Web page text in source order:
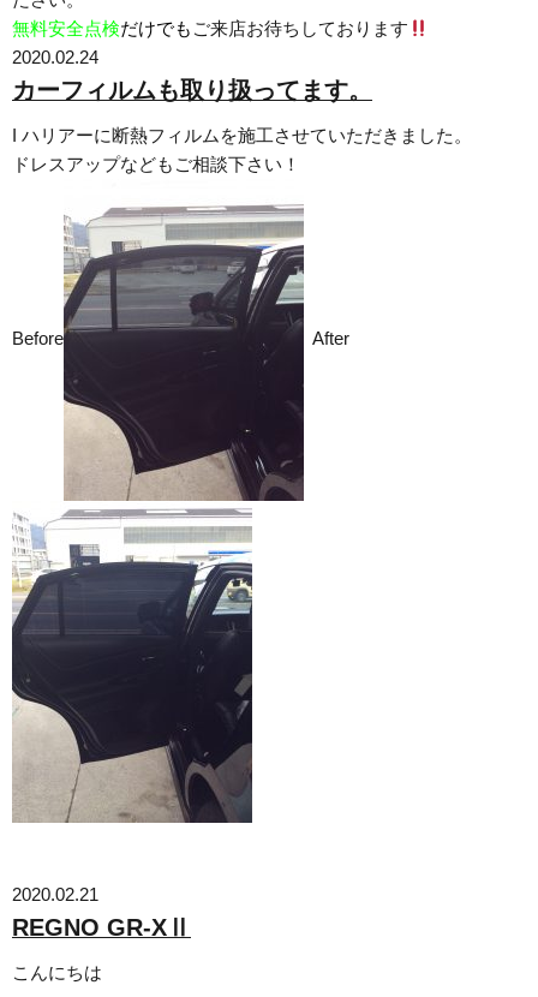
無料安全点検だけでも ご来店お待ちしております
2020.02.24
カーフィルムも取り扱ってます。
I ハリアーに断熱フィルムを施工させていただきました。
ドレスアップなどもご相談下さい！
Before After
2020.02.21
REGNO GR-XⅡ
こんにちは